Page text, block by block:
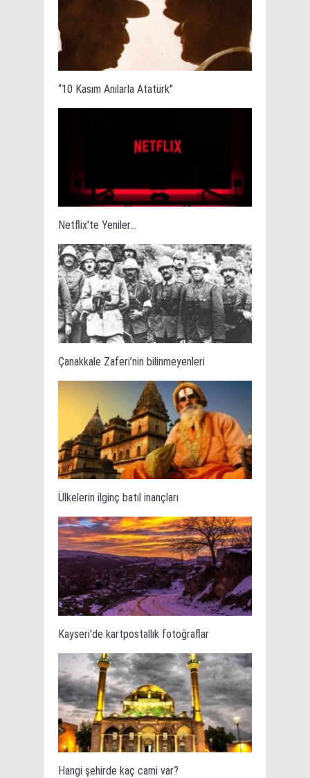
“10 Kasım Anılarla Atatürk''
Netflix'te Yeniler...
Çanakkale Zaferi’nin bilinmeyenleri
Ülkelerin ilginç batıl inançları
Kayseri'de kartpostallık fotoğraflar
Hangi şehirde kaç cami var?